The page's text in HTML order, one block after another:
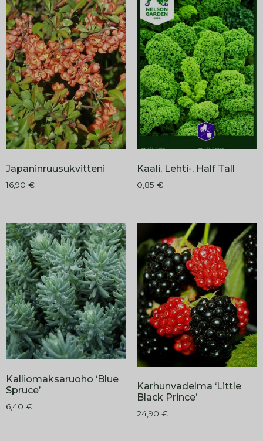
Japaninruusukvitteni
16,90 €
Kaali, Lehti-, Half Tall
0,85 €
Kalliomaksaruoho ‘Blue
Spruce’
6,40 €
Karhunvadelma ‘Little
Black Prince’
24,90 €